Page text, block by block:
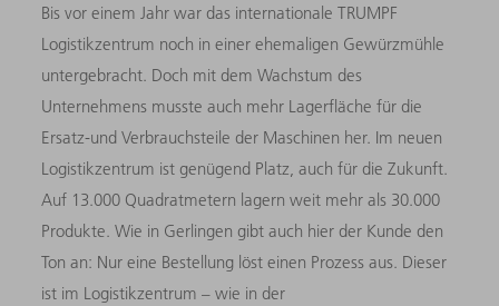
Bis vor einem Jahr war das internationale TRUMPF
Logistikzentrum noch in einer ehemaligen Gewürzmühle
untergebracht. Doch mit dem Wachstum des
Unternehmens musste auch mehr Lagerfläche für die
Ersatz-und Verbrauchsteile der Maschinen her. Im neuen
Logistikzentrum ist genügend Platz, auch für die Zukunft.
Auf 13.000 Quadratmetern lagern weit mehr als 30.000
Produkte. Wie in Gerlingen gibt auch hier der Kunde den
Ton an: Nur eine Bestellung löst einen Prozess aus. Dieser
ist im Logistikzentrum – wie in der